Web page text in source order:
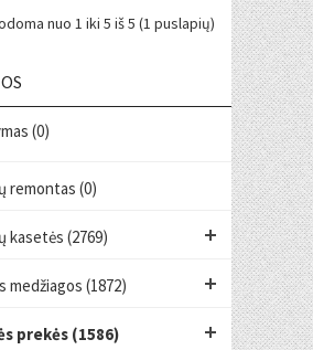
nuo 1 iki 5 iš 5 (1 puslapių)
(0)
remontas (0)
kasetės (2769)
medžiagos (1872)
prekės (1586)